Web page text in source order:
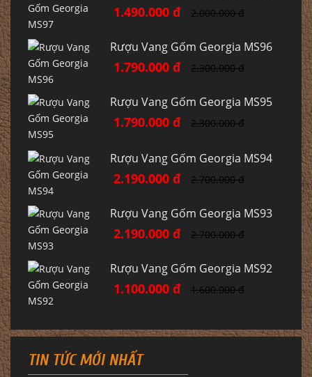
1.490.000 đ 2.000.000 đ
Rượu Vang Gốm Georgia MS96
1.790.000 đ 2.300.000 đ
Rượu Vang Gốm Georgia MS95
1.790.000 đ 2.300.000 đ
Rượu Vang Gốm Georgia MS94
2.190.000 đ 2.700.000 đ
Rượu Vang Gốm Georgia MS93
2.190.000 đ 2.700.000 đ
Rượu Vang Gốm Georgia MS92
1.100.000 đ 1.600.000 đ
TIN TỨC MỚI NHẤT